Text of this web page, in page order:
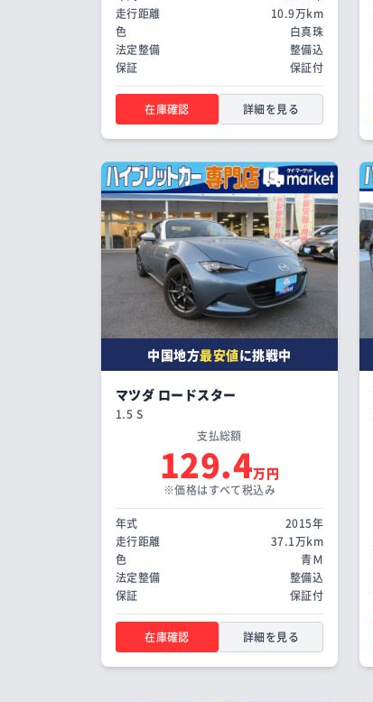
走行距離
10.9万km
色
白真珠
法定整備
整備込
保証
保証付
在庫確認 詳細を見る
中国地方最安値に挑戦中
マツダ ロードスター
1.5 S
支払総額
129.4万円
※価格はすべて税込み
年式
2015年
走行距離
37.1万km
色
青Ｍ
法定整備
整備込
保証
保証付
在庫確認 詳細を見る